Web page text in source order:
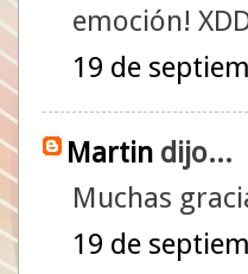
emoción!
19 de
Martin dijo...
Muchas
19 de